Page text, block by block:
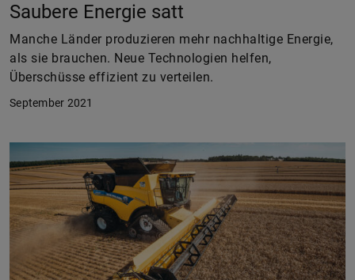
Saubere Energie satt
Manche Länder produzieren mehr nachhaltige Energie,
als sie brauchen. Neue Technologien helfen,
Überschüsse effizient zu verteilen.
September 2021